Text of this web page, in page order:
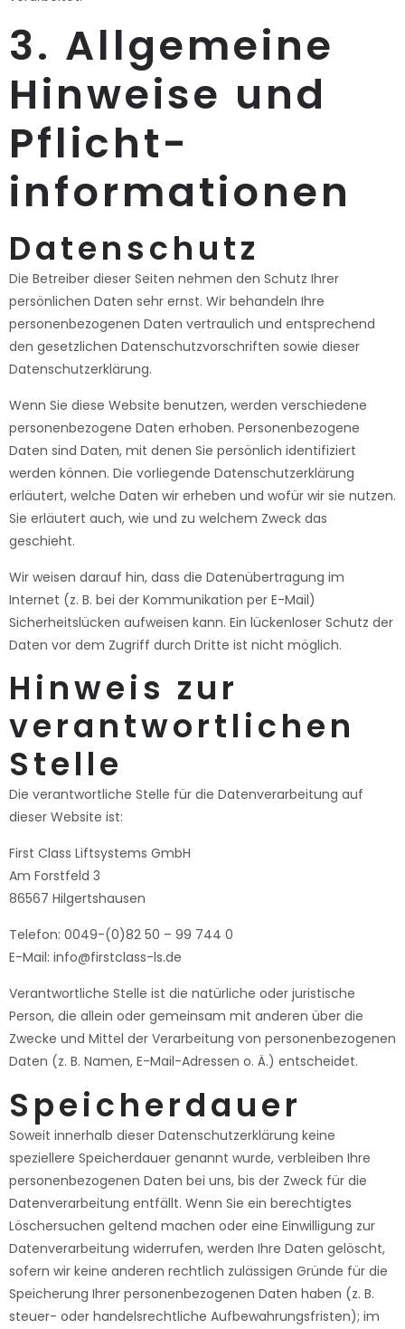
3. Allgemeine
Hinweise und
Pflicht­
informationen
Datenschutz
Die Betreiber dieser Seiten nehmen den Schutz Ihrer
persönlichen Daten sehr ernst. Wir behandeln Ihre
personenbezogenen Daten vertraulich und entsprechend
den gesetzlichen Datenschutzvorschriften sowie dieser
Datenschutzerklärung.
Wenn Sie diese Website benutzen, werden verschiedene
personenbezogene Daten erhoben. Personenbezogene
Daten sind Daten, mit denen Sie persönlich identifiziert
werden können. Die vorliegende Datenschutzerklärung
erläutert, welche Daten wir erheben und wofür wir sie nutzen.
Sie erläutert auch, wie und zu welchem Zweck das
geschieht.
Wir weisen darauf hin, dass die Datenübertragung im
Internet (z. B. bei der Kommunikation per E-Mail)
Sicherheitslücken aufweisen kann. Ein lückenloser Schutz der
Daten vor dem Zugriff durch Dritte ist nicht möglich.
Hinweis zur
verantwortlichen
Stelle
Die verantwortliche Stelle für die Datenverarbeitung auf
dieser Website ist:
First Class Liftsystems GmbH
Am Forstfeld 3
86567 Hilgertshausen
Telefon: 0049-(0)82 50 – 99 744 0
E-Mail: info@firstclass-ls.de
Verantwortliche Stelle ist die natürliche oder juristische
Person, die allein oder gemeinsam mit anderen über die
Zwecke und Mittel der Verarbeitung von personenbezogenen
Daten (z. B. Namen, E-Mail-Adressen o. Ä.) entscheidet.
Speicherdauer
Soweit innerhalb dieser Datenschutzerklärung keine
speziellere Speicherdauer genannt wurde, verbleiben Ihre
personenbezogenen Daten bei uns, bis der Zweck für die
Datenverarbeitung entfällt. Wenn Sie ein berechtigtes
Löschersuchen geltend machen oder eine Einwilligung zur
Datenverarbeitung widerrufen, werden Ihre Daten gelöscht,
sofern wir keine anderen rechtlich zulässigen Gründe für die
Speicherung Ihrer personenbezogenen Daten haben (z. B.
steuer- oder handelsrechtliche Aufbewahrungsfristen); im